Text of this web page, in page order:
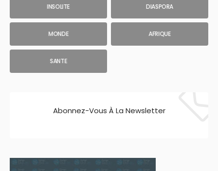
INSOLITE DIASPORA
MONDE AFRIQUE
SANTE
Abonnez-Vous À La Newsletter